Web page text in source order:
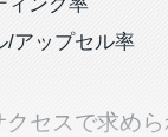
ィング率
/アップセル率
クセスで求め